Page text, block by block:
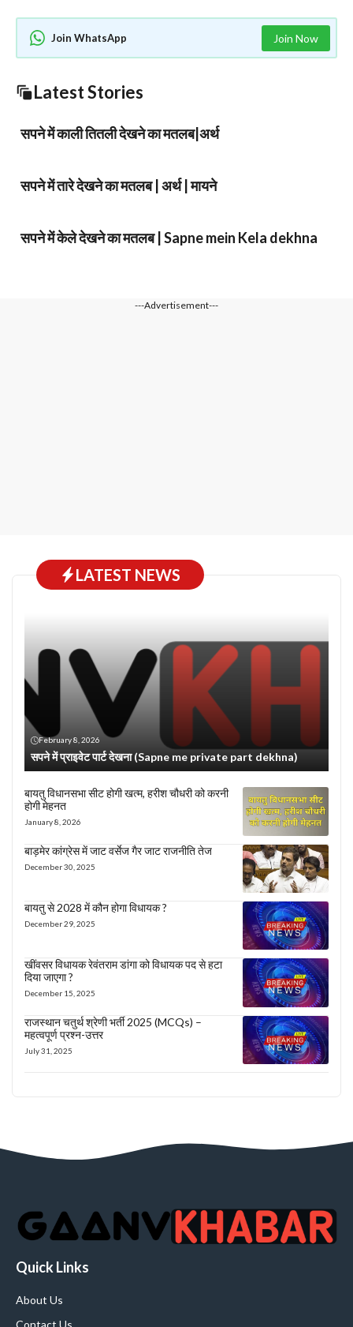
Join WhatsApp Join Now
Latest Stories
सपने में काली तितली देखने का मतलब|अर्थ
सपने में तारे देखने का मतलब | अर्थ | मायने
सपने में केले देखने का मतलब | Sapne mein Kela dekhna
---Advertisement---
LATEST NEWS
February 8, 2026
सपने में प्राइवेट पार्ट देखना (Sapne me private part dekhna)
बायतु विधानसभा सीट होगी खत्म, हरीश चौधरी को करनी
होगी मेहनत
January 8, 2026
बाड़मेर कांग्रेस में जाट वर्सेज गैर जाट राजनीति तेज
December 30, 2025
बायतु से 2028 में कौन होगा विधायक ?
December 29, 2025
खींवसर विधायक रेवंतराम डांगा को विधायक पद से हटा
दिया जाएगा ?
December 15, 2025
राजस्थान चतुर्थ श्रेणी भर्ती 2025 (MCQs) –
महत्वपूर्ण प्रश्न-उत्तर
July 31, 2025
Quick Links
About Us
Contact Us